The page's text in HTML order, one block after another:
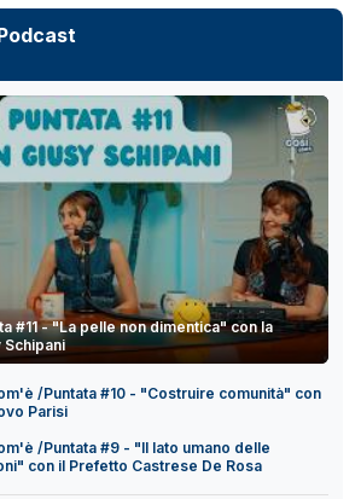
#11 - "La pelle non dimentica" con la
/Puntata #10 - "Costruire comunità" con
Parisi
/Puntata #9 - "Il lato umano delle
con il Prefetto Castrese De Rosa